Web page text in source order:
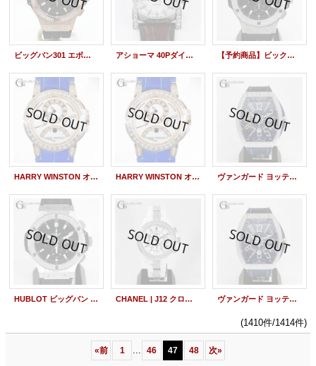
ビッグバン301 エボリューション RG アフターダイヤ アショーマ 40Pダイヤシェル盤 ダイヤパヴェ 【予約商品】ビックバン 301SX パヴェダイヤ グミアリゲーター
HARRY WINSTON オーシャンクロノ 18KPG アフターバケットダイヤ HARRY WINSTON オーシャンクロノ 18KPG アフターバケットダイヤ ヴァンガード ヨッティング V45SCDT パヴェダイヤ
HUBLOT ビッグバン 301.SX.1170.RX ベゼルダイヤ CHANEL | J12 クロノグラフ 白 フルダイヤモンド ヴァンガード ヨッティング V45SCDT パヴェダイヤ
(1410件/1414件)
«前 1 ... 46 47 48 次»